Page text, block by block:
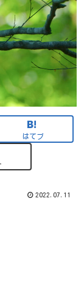
はてブ
2022.07.11